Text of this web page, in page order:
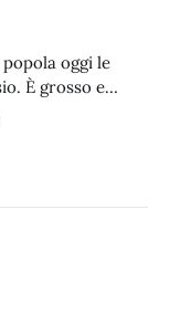
oggi le
È grosso e
pesca non è